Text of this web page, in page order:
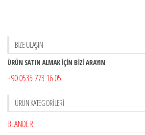
BİZE ULAŞIN
ÜRÜN SATIN ALMAK İÇİN BİZİ ARAYIN
+90 0535 773 16 05
ÜRÜN KATEGORILERI
BLANDER